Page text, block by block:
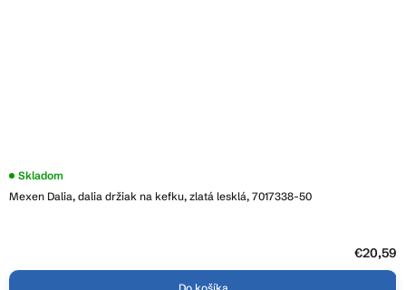
Mexen Dalia, dalia držiak na kefku, zlatá lesklá, 7017338-50
Skladom
€20,59